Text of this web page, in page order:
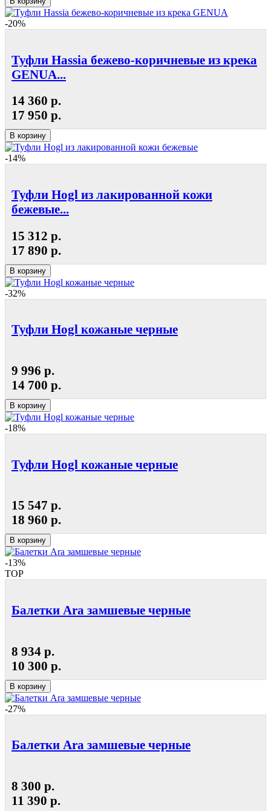
-20%
Туфли Hassia бежево-коричневые из крека
GENUA...
14 360 р.
17 950 р.
В корзину
-14%
Туфли Hogl из лакированной кожи
бежевые...
15 312 р.
17 890 р.
В корзину
-32%
Туфли Hogl кожаные черные
9 996 р.
14 700 р.
В корзину
-18%
Туфли Hogl кожаные черные
15 547 р.
18 960 р.
В корзину
-13%
TOP
Балетки Ara замшевые черные
8 934 р.
10 300 р.
В корзину
-27%
Балетки Ara замшевые черные
8 300 р.
11 390 р.